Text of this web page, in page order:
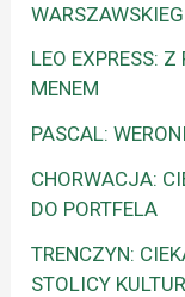
LEO EXPRESS:
MENEM
PASCAL:
CHORWACJA:
DO PORTFELA
TRENCZYN:
STOLICY